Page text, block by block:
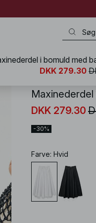
NA-KD / Nederdele /
DKK 279.30
-30%
Farve: Hvid
DKK 279.30